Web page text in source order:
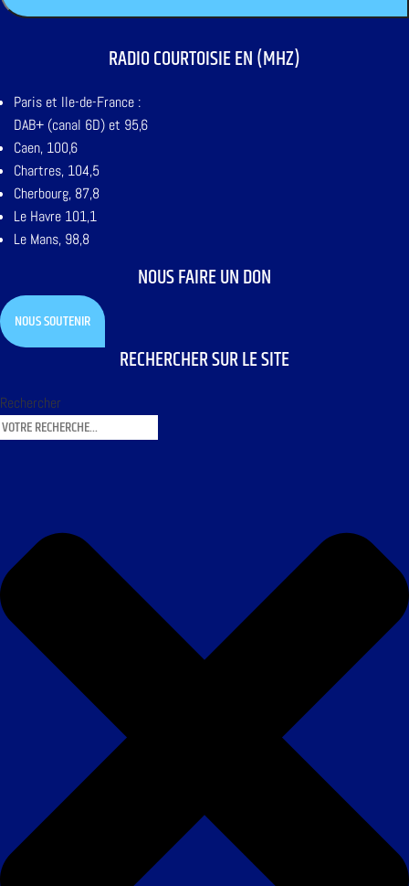
RADIO COURTOISIE EN (MHZ)
Paris et Ile-de-France :
DAB+ (canal 6D) et 95,6
Caen, 100,6
Chartres, 104,5
Cherbourg, 87,8
Le Havre 101,1
Le Mans, 98,8
NOUS FAIRE UN DON
NOUS SOUTENIR
RECHERCHER SUR LE SITE
Rechercher